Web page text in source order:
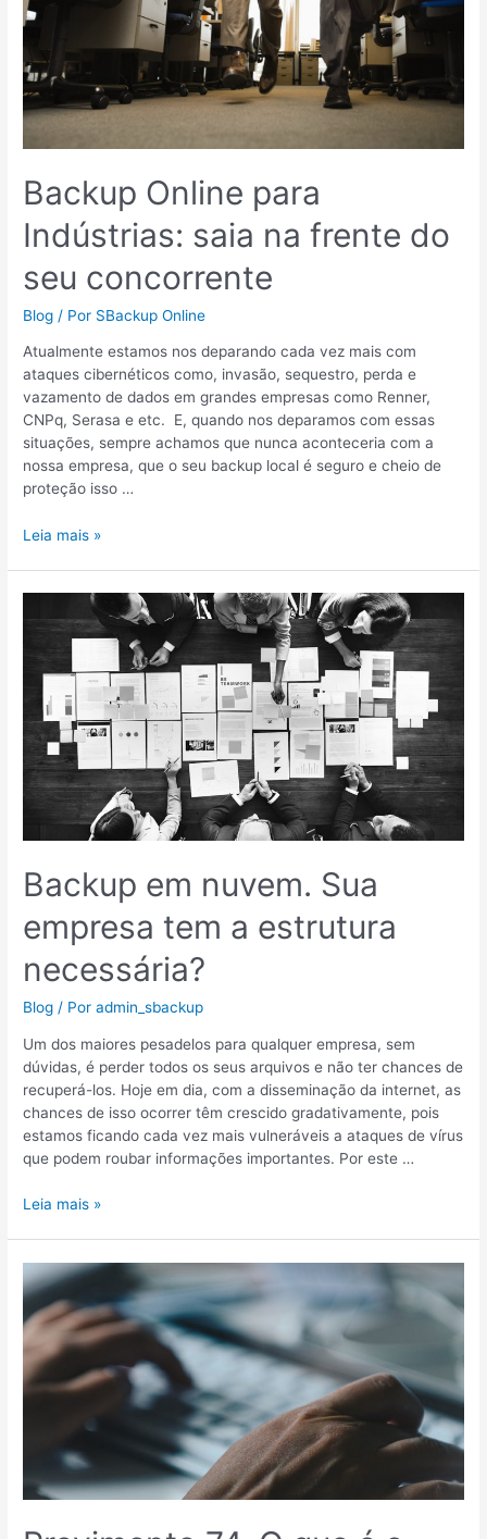
Backup Online para
Indústrias: saia na frente do
seu concorrente
Blog / Por SBackup Online
Atualmente estamos nos deparando cada vez mais com
ataques cibernéticos como, invasão, sequestro, perda e
vazamento de dados em grandes empresas como Renner,
CNPq, Serasa e etc. E, quando nos deparamos com essas
situações, sempre achamos que nunca aconteceria com a
nossa empresa, que o seu backup local é seguro e cheio de
proteção isso …
do
seu
concorrente
Leia mais »
Backup em nuvem. Sua
empresa tem a estrutura
necessária?
Blog / Poradmin_sbackup
Um dos maiores pesadelos para qualquer empresa, sem
dúvidas, é perder todos os seus arquivos e não ter chances de
recuperá-los. Hoje em dia, com a disseminação da internet, as
chances de isso ocorrer têm crescido gradativamente, pois
estamos ficando cada vez mais vulneráveis a ataques de vírus
que podem roubar informações importantes. Por este …
em
Sua
empresa
tem
estrutura
necessária?
Leia mais »